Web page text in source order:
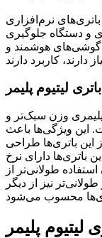
باتری‌های نرم‌افزاری Li-Po دارای یک مدار محافظ هستند که ولتاژ و
و دستگاه جلوگیری
گوشی‌های هوشمند و
لیتیوم پلیمر
پلیمری وزن سبک‌تر و
این ویژگی‌ها باعث
این باتری‌ها طراحی
باتری‌ها دارای نرخ
طولانی‌تر از
نیز از دیگر
لیتیوم پلیمر